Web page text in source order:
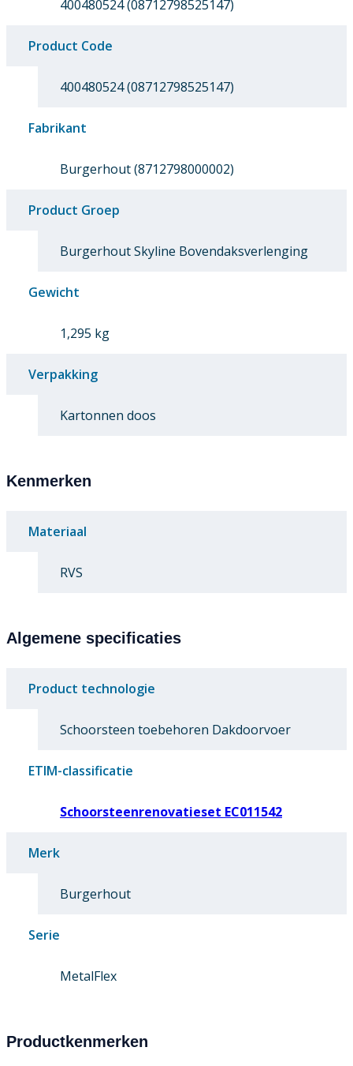
400480524 (08712798525147)
Product Code
400480524 (08712798525147)
Fabrikant
Burgerhout (8712798000002)
Product Groep
Burgerhout Skyline Bovendaksverlenging
Gewicht
1,295 kg
Verpakking
Kartonnen doos
Kenmerken
Materiaal
RVS
Algemene specificaties
Product technologie
Schoorsteen toebehoren Dakdoorvoer
ETIM-classificatie
Schoorsteenrenovatieset EC011542
Merk
Burgerhout
Serie
MetalFlex
Productkenmerken